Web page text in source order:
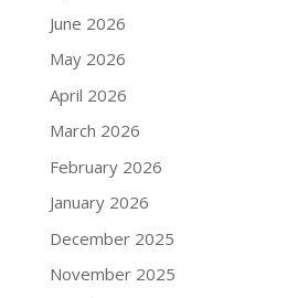
June 2026
May 2026
April 2026
March 2026
February 2026
January 2026
December 2025
November 2025